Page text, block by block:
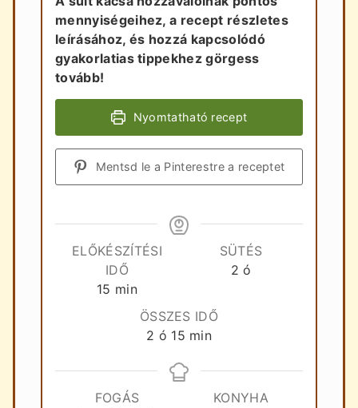
mennyiségeihez, a recept részletes
leírásához, és hozzá kapcsolódó
gyakorlatias tippekhez görgess
tovább!
Nyomtatható recept
Mentsd le a Pinterestre a receptet
ELŐKÉSZÍTÉSI
IDŐ
15 perc
min
SÜTÉS
2óra
ó
ÖSSZES IDŐ
2 óra
ó 15perc
min
FOGÁS
KONYHA